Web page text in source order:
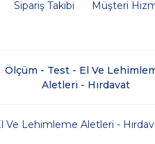
Sipariş Takibi Müşteri
Ölçüm - Test - El Ve
Aletleri - Hırdavat
Ve Lehimleme Aletleri -